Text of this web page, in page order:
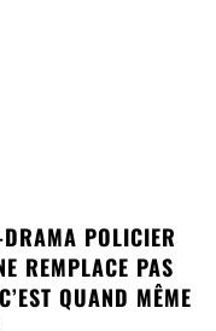
POLICIER
REMPLACE PAS
QUAND MÊME